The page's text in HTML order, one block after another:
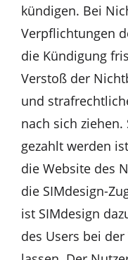
kündigen. Bei
Verpflichtungen
die Kündigung
Verstoß der
und
nach sich
gezahlt werden
die Website des
die SIMdesign-
ist SIMdesign
des Users bei